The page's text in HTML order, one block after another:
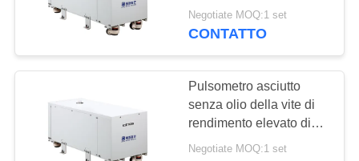
Alto tubo a vuoto
di m. per l'essiccazione
dell'Accumulatore litio-
Negotiate MOQ:1 set
CONTATTO
Pulsometro asciutto
senza olio della vite di
rendimento elevato di
GSD160B 160 peso del
Negotiate MOQ:1 set